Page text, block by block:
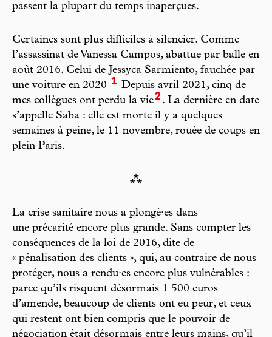
passent la plupart du temps inaperçues.
Certaines sont plus difficiles à silencier. Comme
l’assassinat de Vanessa Campos, abattue par balle en
août 2016. Celui de Jessyca Sarmiento, fauchée par
une voiture en 2020 1 Depuis avril 2021, cinq de
mes collègues ont perdu la vie2 . La dernière en date
s’appelle Saba : elle est morte il y a quelques
semaines à peine, le 11 novembre, rouée de coups en
plein Paris.
⁂
La crise sanitaire nous a plongé·es dans
une précarité encore plus grande. Sans compter les
conséquences de la loi de 2016, dite de
« pénalisation des clients », qui, au contraire de nous
protéger, nous a rendu·es encore plus vulnérables :
parce qu’ils risquent désormais 1 500 euros
d’amende, beaucoup de clients ont eu peur, et ceux
qui restent ont bien compris que le pouvoir de
négociation était désormais entre leurs mains, qu’il